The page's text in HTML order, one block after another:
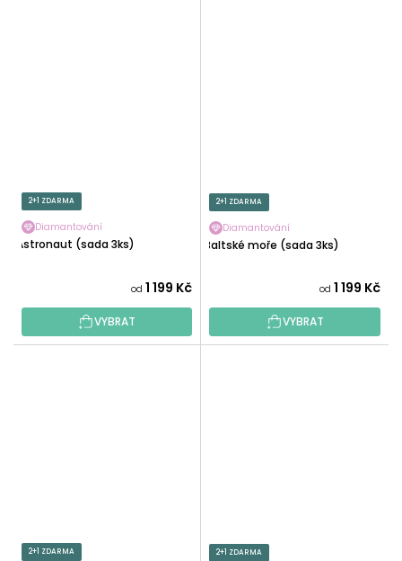
2+1 ZDARMA
Diamantování
Astronaut (sada 3ks)
od 1 199 Kč
VYBRAT
2+1 ZDARMA
Diamantování
Baltské moře (sada 3ks)
od 1 199 Kč
VYBRAT
2+1 ZDARMA 2+1 ZDARMA